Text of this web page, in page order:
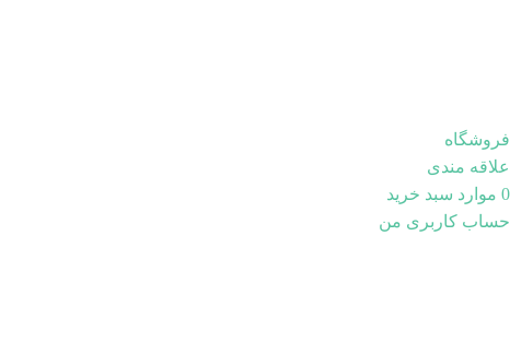
فروشگاه
علاقه مندی
0 موارد سبد خرید
حساب کاربری من